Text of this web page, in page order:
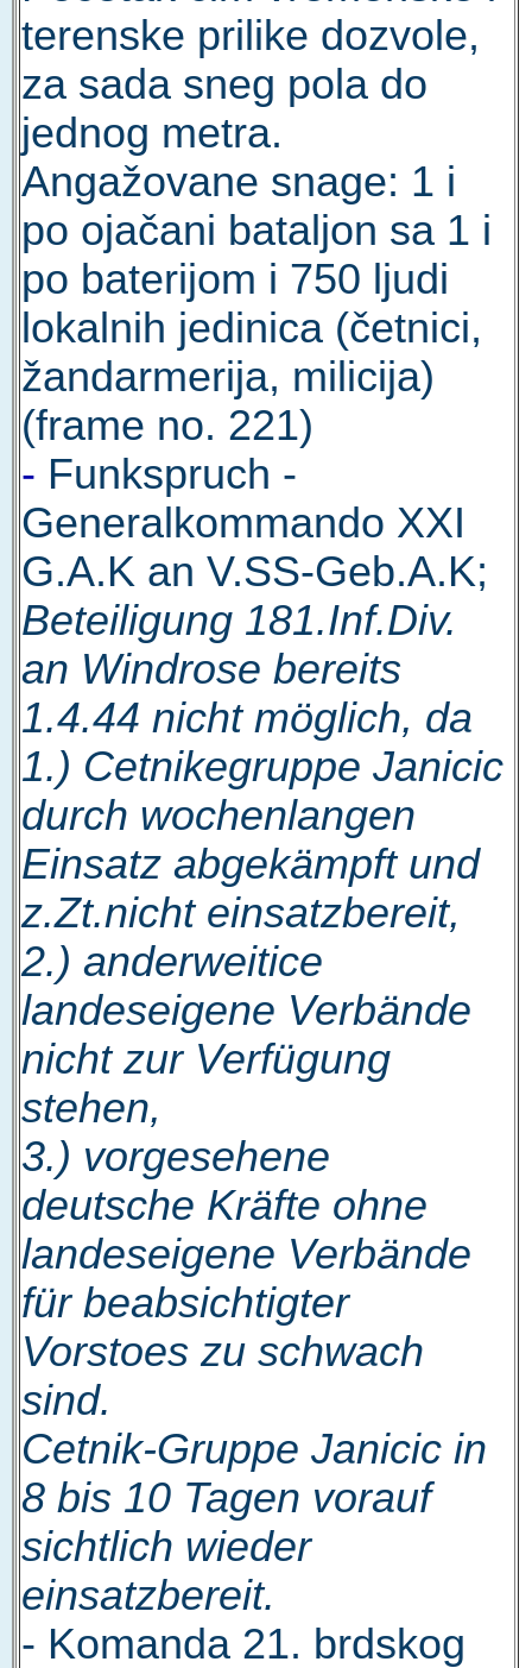
terenske prilike dozvole,
za sada sneg pola do
jednog metra.
Angažovane snage: 1 i
po ojačani bataljon sa 1 i
po baterijom i 750 ljudi
lokalnih jedinica (četnici,
žandarmerija, milicija)
(frame no. 221)
- Funkspruch -
Generalkommando XXI
G.A.K an V.SS-Geb.A.K;
Beteiligung 181.Inf.Div.
an Windrose bereits
1.4.44 nicht möglich, da
1.) Cetnikegruppe Janicic
durch wochenlangen
Einsatz abgekämpft und
z.Zt.nicht einsatzbereit,
2.) anderweitice
landeseigene Verbände
nicht zur Verfügung
stehen,
3.) vorgesehene
deutsche Kräfte ohne
landeseigene Verbände
für beabsichtigter
Vorstoes zu schwach
sind.
Cetnik-Gruppe Janicic in
8 bis 10 Tagen vorauf
sichtlich wieder
einsatzbereit.
- Komanda 21. brdskog